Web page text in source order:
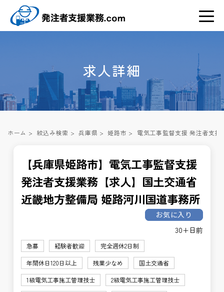
求人詳細
ホーム > 絞込み検索 > 兵庫県 > 姫路市 > 電気工事監督支援 発注者支
【兵庫県姫路市】電気工事監督支援
発注者支援業務【求人】国土交通省
近畿地方整備局 姫路河川国道事務所
お気に入り
30+日前
急募 経験者歓迎
完全週休2日制
年間休日120日以上
残業少なめ
国土交通省
1級電気工事施工管理技士
2級電気工事施工管理技士